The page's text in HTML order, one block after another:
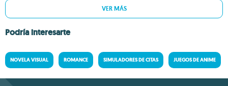
VER MÁS
Podría interesarte
NOVELA VISUAL ROMANCE SIMULADORES DE CITAS JUEGOS DE ANIME